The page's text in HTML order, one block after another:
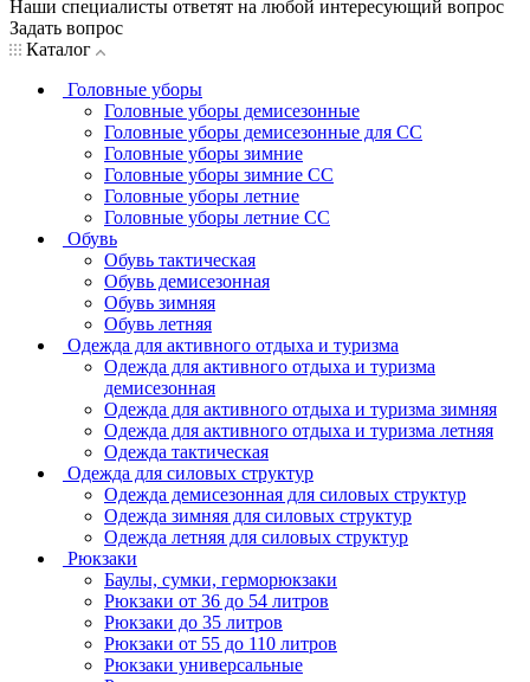
Наши специалисты ответят на любой интересующий вопрос
Задать вопрос
Каталог
Головные уборы
Головные уборы демисезонные
Головные уборы демисезонные для СС
Головные уборы зимние
Головные уборы зимние СС
Головные уборы летние
Головные уборы летние СС
Обувь
Обувь тактическая
Обувь демисезонная
Обувь зимняя
Обувь летняя
Одежда для активного отдыха и туризма
Одежда для активного отдыха и туризма
демисезонная
Одежда для активного отдыха и туризма зимняя
Одежда для активного отдыха и туризма летняя
Одежда тактическая
Одежда для силовых структур
Одежда демисезонная для силовых структур
Одежда зимняя для силовых структур
Одежда летняя для силовых структур
Рюкзаки
Баулы, сумки, герморюкзаки
Рюкзаки от 36 до 54 литров
Рюкзаки до 35 литров
Рюкзаки от 55 до 110 литров
Рюкзаки универсальные